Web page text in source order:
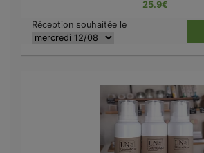
25.9€
Réception souhaitée le